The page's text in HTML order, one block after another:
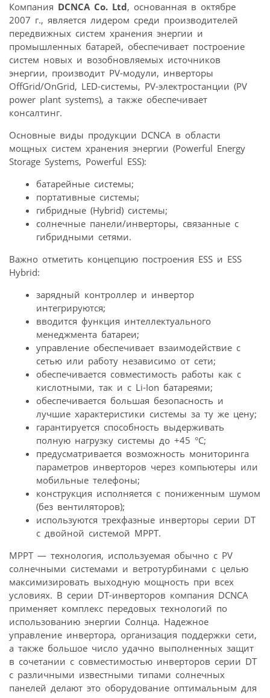
Компания DCNCA Co. Ltd, основанная в октябре
2007 г., является лидером среди производителей
передвижных систем хранения энергии и
промышленных батарей, обеспечивает построение
систем новых и возобновляемых источников
энергии, производит PV-модули, инверторы
OffGrid/OnGrid, LED-системы, PV-электростанции (PV
power plant systems), а также обеспечивает
консалтинг.
Основные виды продукции DCNCA в области
мощных систем хранения энергии (Powerful Energy
Storage Systems, Powerful ESS):
батарейные системы;
портативные системы;
гибридные (Hybrid) системы;
солнечные панели/инверторы, связанные с
гибридными сетями.
Важно отметить концепцию построения ESS и ESS
Hybrid:
зарядный контроллер и инвертор
интегрируются;
вводится функция интеллектуального
менеджмента батареи;
управление обеспечивает взаимодействие с
сетью или работу независимо от сети;
обеспечивается совместимость работы как с
кислотными, так и с Li-Ion батареями;
обеспечивается большая безопасность и
лучшие характеристики системы за ту же цену;
гарантируется способность выдерживать
полную нагрузку системы до +45 °С;
предусматривается возможность мониторинга
параметров инверторов через компьютеры или
мобильные телефоны;
конструкция исполняется с пониженным шумом
(без вентиляторов);
используются трехфазные инверторы серии DT
с двойной системой MPPT.
MPPT — технология, используемая обычно с PV
солнечными системами и ветротурбинами с целью
максимизировать выходную мощность при всех
условиях. В серии DT-инверторов компания DCNCA
применяет комплекс передовых технологий по
использованию энергии Солнца. Надежное
управление инвертора, организация поддержки сети,
а также большое число удачно выполненных защит
в сочетании с совместимостью инверторов серии DT
с различными известными типами солнечных
панелей делают это оборудование оптимальным для